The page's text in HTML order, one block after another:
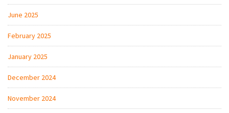
June 2025
February 2025
January 2025
December 2024
November 2024